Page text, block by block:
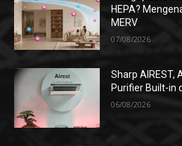
HEPA?
MERV
07/08/2026
Sharp AIREST,
Purifier Built-in
06/08/2026